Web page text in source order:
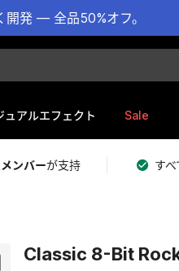
開発 — 全品50%オフ。
ュアルエフェクト Sale
ンバーが支持 す
Classic 8-Bit